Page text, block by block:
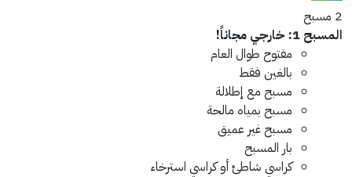
2 مسبح
المسبح 1: خارجي
مجاناً!
مفتوح طوال العام
بالغين فقط
مسبح مع إطلالة
مسبح بمياه مالحة
مسبح غير عميق
بار المسبح
كراسي شاطئ أو كراسي استرخاء